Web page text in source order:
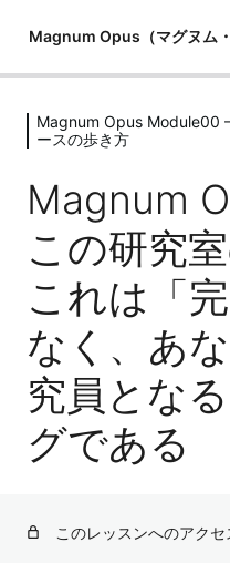
Magnum Opus（マグヌム
Magnum Opus
究室への招待 ──
Magnum Opus00-01 –
「完成版」ではなく、あ
ログである
Magnum Opus
図 ── 現実生成の
業」
6レッスン
Magnum Opus
の謎 ── Zが創っ
5レッスン
の正体
Magnum Opus Module00
ースの歩き方
Magnum
この研究
これは「
なく、あ
究員とな
グである
このレッスンへのアク